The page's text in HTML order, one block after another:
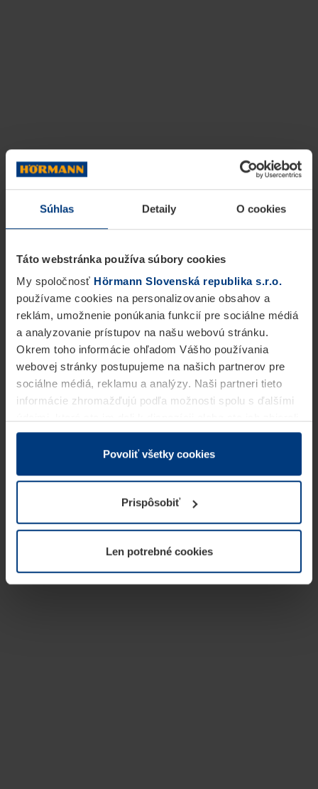
Súhlas Detaily O cookies
Táto webstránka používa súbory cookies
My spoločnosť Hörmann Slovenská republika s.r.o.
používame cookies na personalizovanie obsahov a
reklám, umožnenie ponúkania funkcií pre sociálne médiá
a analyzovanie prístupov na našu webovú stránku.
Okrem toho informácie ohľadom Vášho používania
webovej stránky postupujeme na našich partnerov pre
sociálne médiá, reklamu a analýzy. Naši partneri tieto
informácie zhromažďujú podľa možnosti spolu s ďalšími
v rámci Vášho využívania služieb.
Z právneho hľadiska môžeme cookies ukladať na Vašom
prevádzku tejto stránky. Pre všetky ostatné typy cookie
potrebujeme Vaše povolenie. Vaše povolenie môžete
kedykoľvek zmeniť alebo odvolať vo vysvetlení cookie
našej webovej stránky.
Povoliť všetky cookies
Prispôsobiť
Len potrebné cookies